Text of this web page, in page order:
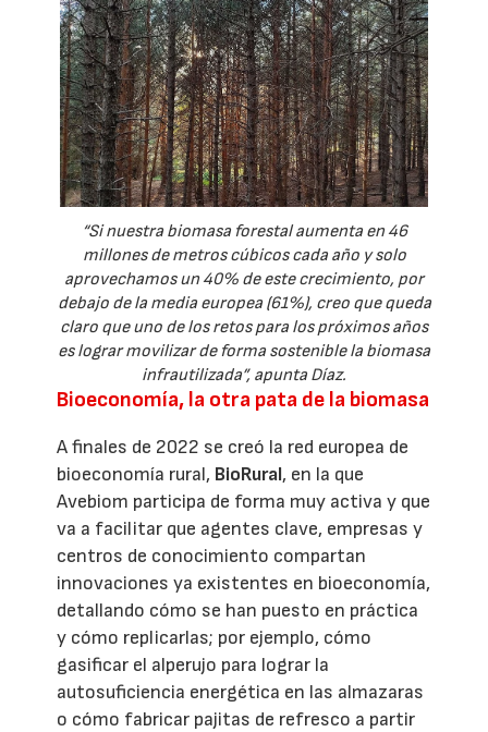
“Si nuestra biomasa forestal aumenta en 46
millones de metros cúbicos cada año y solo
aprovechamos un 40% de este crecimiento, por
debajo de la media europea (61%), creo que queda
claro que uno de los retos para los próximos años
es lograr movilizar de forma sostenible la biomasa
infrautilizada”, apunta Díaz.
Bioeconomía, la otra pata de la biomasa
A finales de 2022 se creó la red europea de
bioeconomía rural, BioRural, en la que
Avebiom participa de forma muy activa y que
va a facilitar que agentes clave, empresas y
centros de conocimiento compartan
innovaciones ya existentes en bioeconomía,
detallando cómo se han puesto en práctica
y cómo replicarlas; por ejemplo, cómo
gasificar el alperujo para lograr la
autosuficiencia energética en las almazaras
o cómo fabricar pajitas de refresco a partir